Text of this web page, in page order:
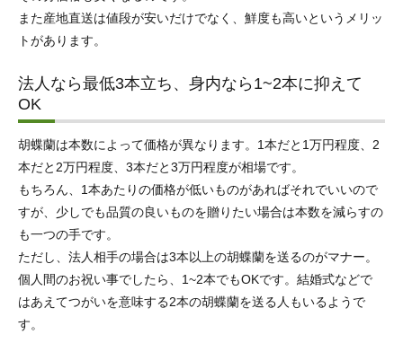
また産地直送は値段が安いだけでなく、鮮度も高いというメリッ
トがあります。
法人なら最低3本立ち、身内なら1~2本に抑えて
OK
胡蝶蘭は本数によって価格が異なります。1本だと1万円程度、2
本だと2万円程度、3本だと3万円程度が相場です。
もちろん、1本あたりの価格が低いものがあればそれでいいので
すが、少しでも品質の良いものを贈りたい場合は本数を減らすの
も一つの手です。
ただし、法人相手の場合は3本以上の胡蝶蘭を送るのがマナー。
個人間のお祝い事でしたら、1~2本でもOKです。結婚式などで
はあえてつがいを意味する2本の胡蝶蘭を送る人もいるようで
す。